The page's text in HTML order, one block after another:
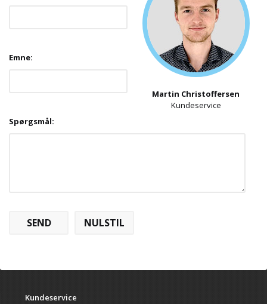
Martin Christoffersen
Kundeservice
Emne:
Spørgsmål:
Kundeservice